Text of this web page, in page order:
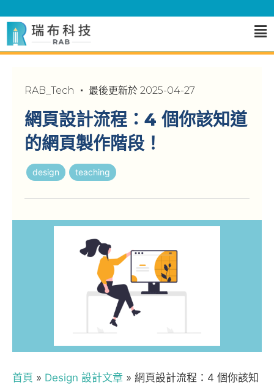
RAB_Tech 最後更新於 2025-04-27
網頁設計流程：4 個你該知道
的網頁製作階段！
design teaching
首頁 » Design 設計文章 » 網頁設計流程：4 個你該知